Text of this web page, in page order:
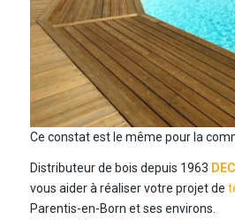
Ce constat est le même pour la
Distributeur de bois depuis 1963
vous aider à réaliser votre projet de
Parentis-en-Born et ses environs.